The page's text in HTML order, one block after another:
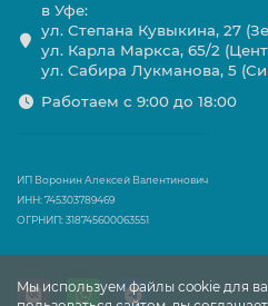
Мы используем файлы cookie для
в Уфе:
ул. Степана Кувыкина, 27
ул. Карла Маркса, 65/2
ул. Сабира Лукманова, 5
Работаем с 9:00 до 18:00
ИП Воронин Алексей Валентинович
ИНН: 745303789469
ОГРНИП: 318745600063551